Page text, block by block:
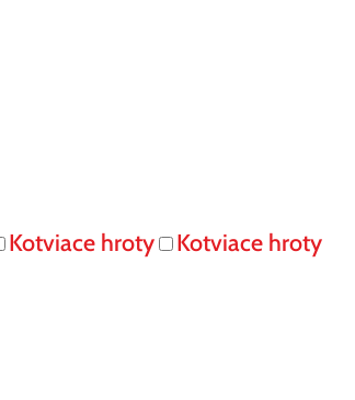
Kotviace hroty
Kotviace hroty